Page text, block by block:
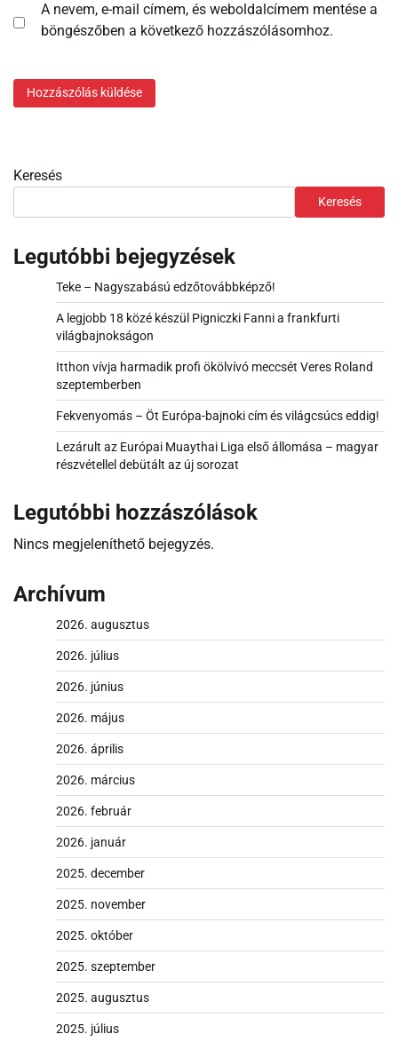
A nevem, e-mail címem, és weboldalcímem mentése a
böngészőben a következő hozzászólásomhoz.
Keresés
Keresés
Legutóbbi bejegyzések
Teke – Nagyszabású edzőtovábbképző!
A legjobb 18 közé készül Pigniczki Fanni a frankfurti
világbajnokságon
Itthon vívja harmadik profi ökölvívó meccsét Veres Roland
szeptemberben
Fekvenyomás – Öt Európa-bajnoki cím és világcsúcs eddig!
Lezárult az Európai Muaythai Liga első állomása – magyar
részvétellel debütált az új sorozat
Legutóbbi hozzászólások
Nincs megjeleníthető bejegyzés.
Archívum
2026. augusztus
2026. július
2026. június
2026. május
2026. április
2026. március
2026. február
2026. január
2025. december
2025. november
2025. október
2025. szeptember
2025. augusztus
2025. július